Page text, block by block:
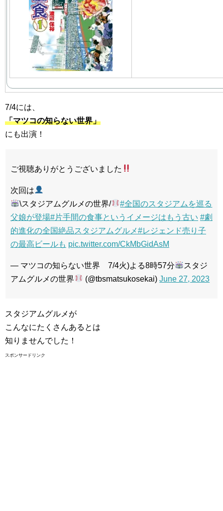
7/4には、
「マツコの知らない世界」
にも出演！
ご視聴ありがとうございました
次回は
\スタジアムグルメの世界/
#全国のスタジアムを巡る
父娘が登場#片手間の食事というイメージはもう古い #劇
的進化の全国絶品スタジアムグルメ#レジェンド売り子
の最高ビールも pic.twitter.com/CkMbGidAsM
— マツコの知らない世界 7/4火)よる8時57分
スタジ
アムグルメの世界
(@tbsmatsukosekai)June 27, 2023
スタジアムグルメが
こんなにたくさんあるとは
知りませんでした！
スポンサードリンク